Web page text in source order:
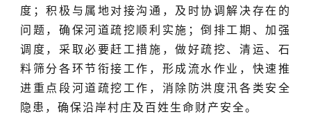
度；积极与属地对接沟通，及时协调解决存在的
问题，确保河道疏挖顺利实施；倒排工期、加强
调度，采取必要赶工措施，做好疏挖、清运、石
料筛分各环节衔接工作，形成流水作业，快速推
进重点段河道疏挖工作，消除防洪度汛各类安全
隐患，确保沿岸村庄及百姓生命财产安全。